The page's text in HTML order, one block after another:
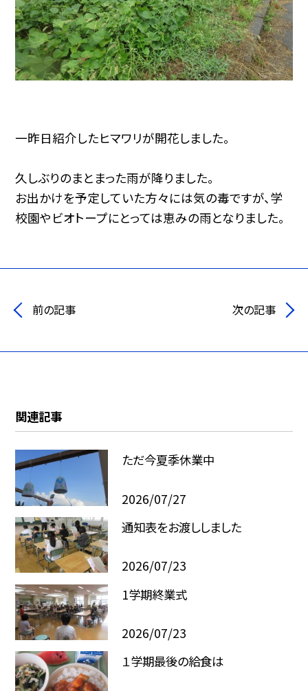
一昨日紹介したヒマワリが開花しました。
久しぶりのまとまった雨が降りました。
お出かけを予定していた方々には気の毒ですが、学
校園やビオトープにとっては恵みの雨となりました。
前の記事 次の記事
関連記事
ただ今夏季休業中
2026/07/27
通知表をお渡ししました
2026/07/23
1学期終業式
2026/07/23
１学期最後の給食は